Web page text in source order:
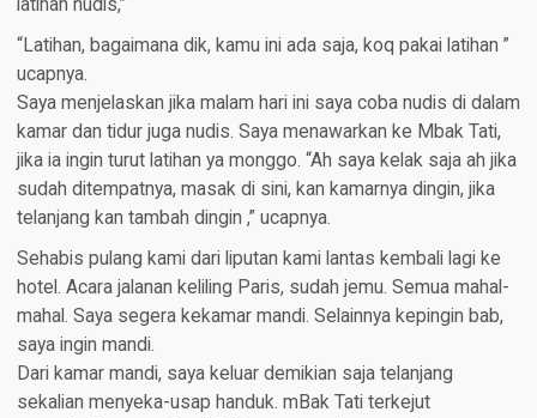
latihan nudis,”
“Latihan, bagaimana dik, kamu ini ada saja, koq pakai latihan ”
ucapnya.
Saya menjelaskan jika malam hari ini saya coba nudis di dalam
kamar dan tidur juga nudis. Saya menawarkan ke Mbak Tati,
jika ia ingin turut latihan ya monggo. “Ah saya kelak saja ah jika
sudah ditempatnya, masak di sini, kan kamarnya dingin, jika
telanjang kan tambah dingin ,” ucapnya.
Sehabis pulang kami dari liputan kami lantas kembali lagi ke
hotel. Acara jalanan keliling Paris, sudah jemu. Semua mahal-
mahal. Saya segera kekamar mandi. Selainnya kepingin bab,
saya ingin mandi.
Dari kamar mandi, saya keluar demikian saja telanjang
sekalian menyeka-usap handuk. mBak Tati terkejut